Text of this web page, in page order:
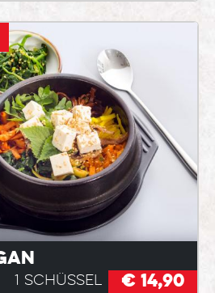
1 Schüssel € 14,90